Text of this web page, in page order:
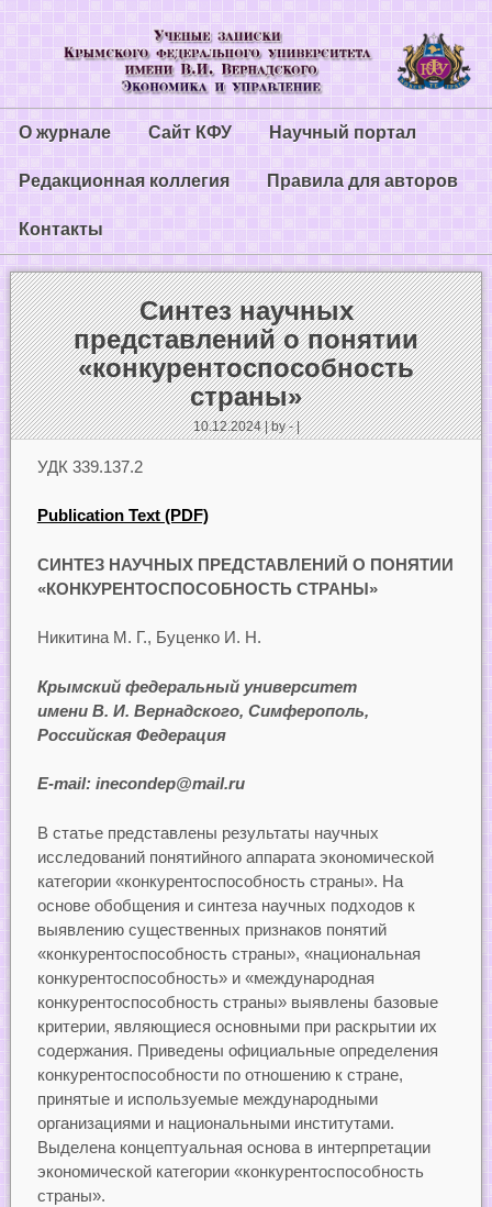
О журнале Сайт КФУ Научный портал
Редакционная коллегия Правила для авторов
Контакты
Синтез научных
представлений о понятии
«конкурентоспособность
страны»
10.12.2024 | by - |
УДК 339.137.2
Publication Text (PDF)
СИНТЕЗ НАУЧНЫХ ПРЕДСТАВЛЕНИЙ О ПОНЯТИИ
«КОНКУРЕНТОСПОСОБНОСТЬ СТРАНЫ»
Никитина М. Г., Буценко И. Н.
Крымский федеральный университет
имени В. И. Вернадского, Симферополь,
Российская Федерация
E-mail: inecondep@mail.ru
В статье представлены результаты научных
исследований понятийного аппарата экономической
категории «конкурентоспособность страны». На
основе обобщения и синтеза научных подходов к
выявлению существенных признаков понятий
«конкурентоспособность страны», «национальная
конкурентоспособность» и «международная
конкурентоспособность страны» выявлены базовые
критерии, являющиеся основными при раскрытии их
содержания. Приведены официальные определения
конкурентоспособности по отношению к стране,
принятые и используемые международными
организациями и национальными институтами.
Выделена концептуальная основа в интерпретации
экономической категории «конкурентоспособность
страны».